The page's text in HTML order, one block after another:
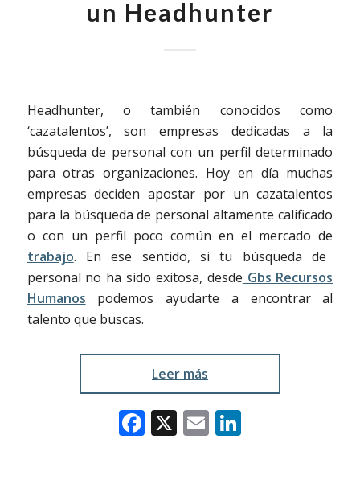
un Headhunter
Headhunter, o también conocidos como
‘cazatalentos’, son empresas dedicadas a la
búsqueda de personal con un perfil determinado
para otras organizaciones. Hoy en día muchas
empresas deciden apostar por un cazatalentos
para la búsqueda de personal altamente calificado
o con un perfil poco común en el mercado de
trabajo. En ese sentido, si tu búsqueda de
personal no ha sido exitosa, desde Gbs Recursos
Humanos podemos ayudarte a encontrar al
talento que buscas.
Leer más
Facebook
X EmailLinkedIn